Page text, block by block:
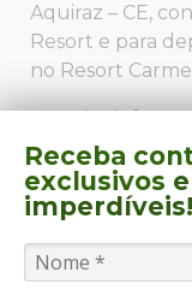
Aquiraz – CE,
Resort e para
no Resort
levando o
rede, o Carmel
Receba
exclusivos
imperdíveis!